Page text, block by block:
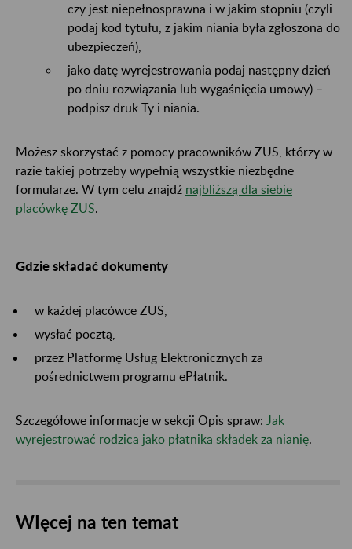
czy jest niepełnosprawna i w jakim stopniu (czyli
podaj kod tytułu, z jakim niania była zgłoszona do
ubezpieczeń),
jako datę wyrejestrowania podaj następny dzień
po dniu rozwiązania lub wygaśnięcia umowy) –
podpisz druk Ty i niania.
Możesz skorzystać z pomocy pracowników ZUS, którzy w
razie takiej potrzeby wypełnią wszystkie niezbędne
formularze. W tym celu znajdź najbliższą dla siebie
placówkę ZUS
Gdzie składać dokumenty
w każdej placówce ZUS,
wysłać pocztą,
przez Platformę Usług Elektronicznych za
pośrednictwem programu ePłatnik.
Szczegółowe informacje w sekcji Opis spraw: Jak
wyrejestrować rodzica jako płatnika składek za nianię
WIęcej na ten temat